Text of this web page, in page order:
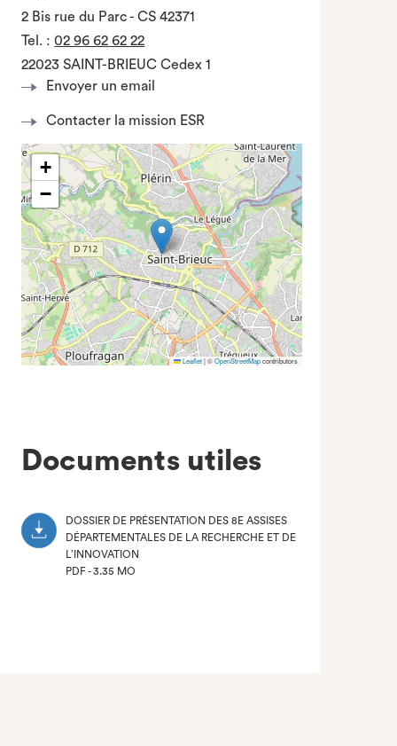
2 Bis rue du Parc - CS 42371
Tel. :02 96 62 62 22
22023 SAINT-BRIEUC Cedex 1
Envoyer un email
Contacter la mission ESR
+
−
Leaflet|©OpenStreetMapcontributors
Documents utiles
DOSSIER DE PRÉSENTATION DES 8E ASSISES
DÉPARTEMENTALES DE LA RECHERCHE ET DE
L’INNOVATION
PDF - 3.35 MO